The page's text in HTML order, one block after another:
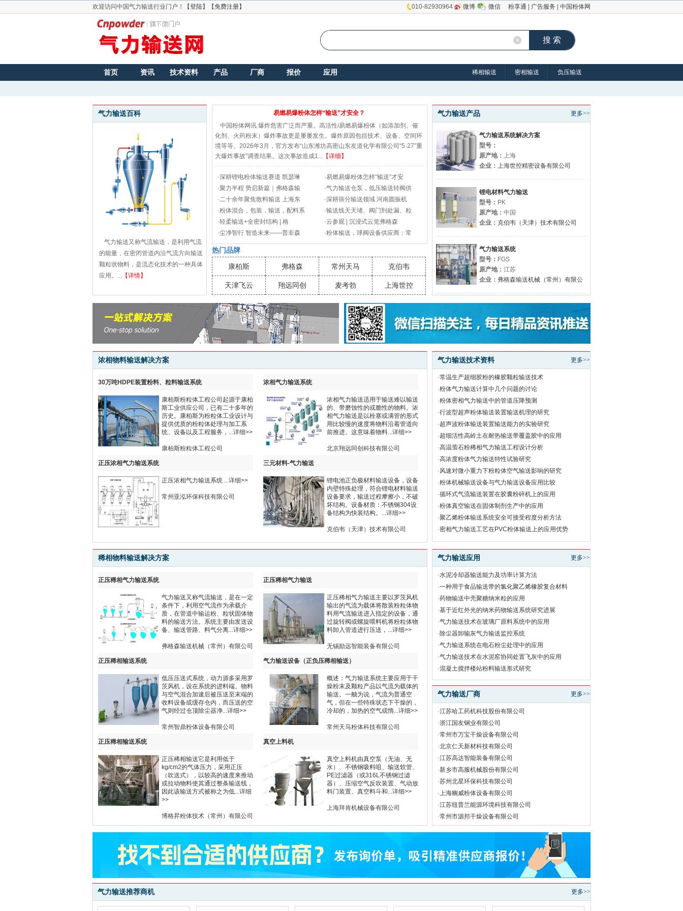
欢迎访问中国气力输送行业门户！ 【登陆】 【免费注册】 010-82930964 微博 微信 粉享通 广告服务 中国粉体网
首页 资讯 技术资料 产品 厂商 报价 应用 稀相输送 密相输送 负压输送
气力输送百科
​气力输送又称气流输送，是利用气流
的能量，在密闭管道内沿气流方向输送
颗粒状物料，是流态化技术的一种具体
应用。... 【详情】
易燃易爆粉体怎样“输送”才安全？
中国粉体网讯 爆炸危害广泛而严重。高活性/易燃易爆粉体（如添加剂、催
化剂、火药粉末）爆炸事故更是屡屡发生。爆炸原因包括技术、设备、空间环
境等等。2026年3月，官方发布“山东潍坊高密山东友道化学有限公司“5·27”重
大爆炸事故”调查结果。这次事故造成1... 【详细】
·深耕锂电粉体输送赛道 凯瑟琳 ·易燃易爆粉体怎样“输送”才安
·聚力半程 势启新篇｜弗格森输 ·气力输送仓泵，低压输送转阀供
·二十余年聚焦散料输送 上海东 ·深耕筛分输送领域 河南圆振机
·粉体混合，包装，输送，配料系 ·输送线天天堵、阀门到处漏、粒
·轻柔输送+全密封结构 | 格 ·云参观 | 沉浸式云览弗格森
·尘净智行 智造未来——普非森 ·粉体输送，球阀设备供应商：常
热门品牌
康柏斯
弗格森 常州天马 克伯韦
天津飞云 翔远同创 麦考勃 上海世控
气力输送产品 更多>>
气力输送系统解决方案
型号：
原产地： 上海
企业： 上海世控精密设备有限公司
锂电材料气力输送
型号： PK
原产地： 中国
企业： 克伯韦（天津）技术有限公司
气力输送系统
型号： FGS
原产地： 江苏
企业： 弗格森输送机械（常州）有限公
浓相物料输送解决方案
30万吨HDPE装置粉料、粒料输送系统
康柏斯粉粒体工程公司起源于康柏
斯工业供应公司，已有二十多年的
历史。康柏斯为粉粒体工业设计与
提供优质的粉粒体处理与加工系
统、设备以及工程服务，...详细>>
康柏斯粉粒体工程公司
浓相气力输送系统
浓相气力输送适用于输送难以输送
的、带磨蚀性的或脆性的物料。浓
相气力输送是以栓塞或满管的形式
用比较慢的速度将物料沿着管道向
前推进。这意味着物料...详细>>
北京翔远同创科技有限公司
正压浓相气力输送系统
正压浓相气力输送系统 ...详细>>
常州亚泓环保科技有限公司
三元材料-气力输送
锂电池正负极材料输送设备，设备
内壁特殊处理，符合锂电材料输送
设备要求，输送过程摩擦小，不破
坏结构。设备材质：不锈钢304设
备结构为快装结构。...详细>>
克伯韦（天津）技术有限公司
气力输送技术资料 更多>>
·常温生产超细胶粉的橡胶颗粒输送技术
·粉体气力输送计算中几个问题的讨论
·粉体密相气力输送中的管道压降预测
·行波型超声粉体输送装置输送机理的研究
·超声波粉体输送装置输送能力的实验研究
·超细活性高岭土在耐热输送带覆盖胶中的应用
·高温萤石粉稀相气力输送工程设计分析
·高浓度粉体气力输送特性试验研究
·风速对微小重力下粉粒体空气输送影响的研究
·粉体机械输送设备与气力输送设备应用比较
·循环式气流输送装置在胶囊粉碎机上的应用
·粉体真空输送在固体制剂生产中的应用
·聚乙烯粉体输送系统安全可接受程度分析方法
·密相气力输送工艺在PVC粉体输送上的应用优势
稀相物料输送解决方案
正压稀相气力输送系统
气力输送又称气流输送，是在一定
条件下，利用空气流作为承载介
质，在管道中输运粉、粒状固体物
料的输送方法。系统主要由发送设
备、输送管路、料气分离...详细>>
弗格森输送机械（常州）有限公司
正压稀相气力输送
正压稀相气力输送主要以罗茨风机
输出的气流为载体将散装粉粒体物
料用气流输送进入指定的设备，通
过旋转阀或螺旋喂料机将粉粒体物
料卸入管道进行压送，...详细>>
无锡励远智能装备有限公司
正压稀相输送系统
低压压送式系统，动力源多采用罗
茨风机，设在系统的进料端。物料
与空气混合加速后被压送至末端的
收料设备或缓存仓内，而压送的空
气则经过仓顶除尘器净...详细>>
常州智鼎粉体设备有限公司
气力输送设备（正负压稀相输送）
概述：气力输送系统主要应用于干
燥粉末及颗粒产品以气流为载体的
输送。一舳为说，气流为普通空
气，但在一些特殊状态下干燥的，
冷却的，加热的空气或惰...详细>>
常州天马粉体科技有限公司
正压稀相输送系统
正压稀相输送它是利用低于
kg/cm2的气体压力，采用正压
（吹送式），以较高的速度来推动
或拉动物料使其通过整条输送线，
因此该输送方式被称之为低...详细
>>
博格昇粉体技术（常州）有限公司
真空上料机
真空上料机由真空泵（无油、无
水）、不锈钢吸料咀、输送软管、
PE过滤器（或316L不锈钢过滤
器）、压缩空气反吹装置、气动放
料门装置、真空料斗和...详细>>
上海拜肯机械设备有限公司
气力输送应用 更多>>
·水泥冷却器输送能力及功率计算方法
·一种用于食品输送带的氯化聚乙烯橡胶复合材料
·药物输送中壳聚糖纳米粒的应用
·基于近红外光的纳米药物输送系统研究进展
·气力输送技术在玻璃厂原料系统中的应用
·除尘器卸输灰气力输送监控系统
·气力输送系统在电石粉尘处理中的应用
·气力输送技术在水泥窑协同处置飞灰中的应用
·混凝土搅拌楼站粉料输送形式研究
气力输送厂商 更多>>
·江苏哈工药机科技股份有限公司
·浙江国友钢业有限公司
·常州市万宝干燥设备有限公司
·北京仁天新材科技有限公司
·江苏高达智能装备有限公司
·新乡市高服机械股份有限公司
·苏州北星环保科技有限公司
·上海幽威粉体设备有限公司
·江苏纽普兰能源环境科技有限公司
·常州市源邦干燥设备有限公司
气力输送推荐商机 更多>>